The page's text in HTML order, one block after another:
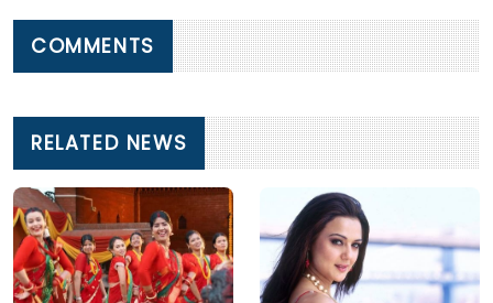
COMMENTS
RELATED NEWS